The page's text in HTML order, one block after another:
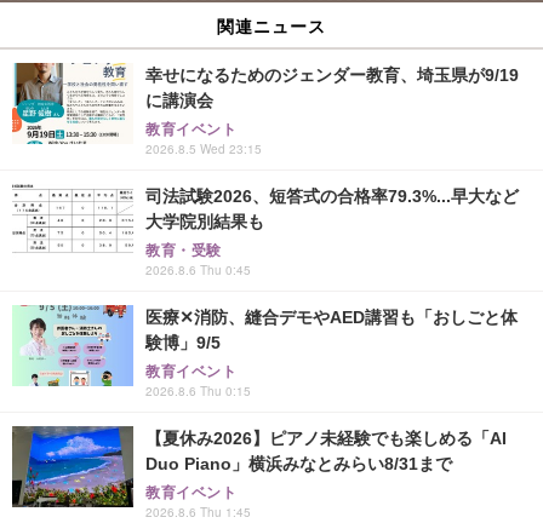
関連ニュース
幸せになるためのジェンダー教育、埼玉県が9/19
に講演会
教育イベント
2026.8.5 Wed 23:15
司法試験2026、短答式の合格率79.3%...早大など
大学院別結果も
教育・受験
2026.8.6 Thu 0:45
医療✕消防、縫合デモやAED講習も「おしごと体
験博」9/5
教育イベント
2026.8.6 Thu 0:15
【夏休み2026】ピアノ未経験でも楽しめる「AI
Duo Piano」横浜みなとみらい8/31まで
教育イベント
2026.8.6 Thu 1:45